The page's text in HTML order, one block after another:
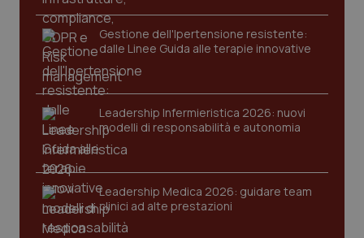
Gestione dell'Ipertensione resistente:
dalle Linee Guida alle terapie innovative
Leadership Infermieristica 2026: nuovi
modelli di responsabilità e autonomia
Leadership Medica 2026: guidare team
clinici ad alte prestazioni
CookieScriptConsent
CookieScript
www.quotidianosanita.it